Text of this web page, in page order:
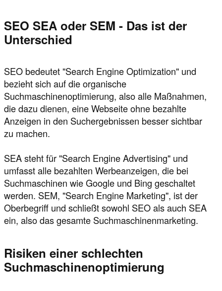
SEO SEA oder SEM - Das ist der
Unterschied
SEO bedeutet "Search Engine Optimization" und
bezieht sich auf die organische
Suchmaschinenoptimierung, also alle Maßnahmen,
die dazu dienen, eine Webseite ohne bezahlte
Anzeigen in den Suchergebnissen besser sichtbar
zu machen.
SEA steht für "Search Engine Advertising" und
umfasst alle bezahlten Werbeanzeigen, die bei
Suchmaschinen wie Google und Bing geschaltet
werden. SEM, "Search Engine Marketing", ist der
Oberbegriff und schließt sowohl SEO als auch SEA
ein, also das gesamte Suchmaschinenmarketing.
Risiken einer schlechten
Suchmaschinenoptimierung